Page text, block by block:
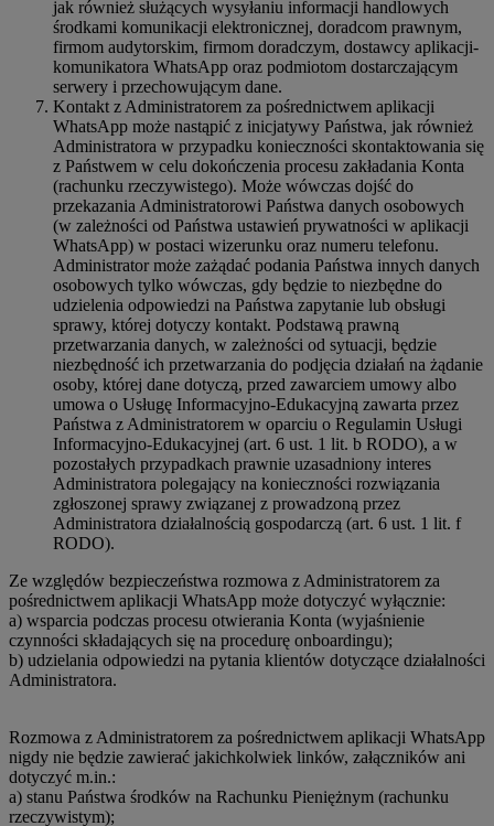
jak również służących wysyłaniu informacji handlowych
środkami komunikacji elektronicznej, doradcom prawnym,
firmom audytorskim, firmom doradczym, dostawcy aplikacji-
komunikatora WhatsApp oraz podmiotom dostarczającym
serwery i przechowującym dane.
Kontakt z Administratorem za pośrednictwem aplikacji
WhatsApp może nastąpić z inicjatywy Państwa, jak również
Administratora w przypadku konieczności skontaktowania się
z Państwem w celu dokończenia procesu zakładania Konta
(rachunku rzeczywistego). Może wówczas dojść do
przekazania Administratorowi Państwa danych osobowych
(w zależności od Państwa ustawień prywatności w aplikacji
WhatsApp) w postaci wizerunku oraz numeru telefonu.
Administrator może zażądać podania Państwa innych danych
osobowych tylko wówczas, gdy będzie to niezbędne do
udzielenia odpowiedzi na Państwa zapytanie lub obsługi
sprawy, której dotyczy kontakt. Podstawą prawną
przetwarzania danych, w zależności od sytuacji, będzie
niezbędność ich przetwarzania do podjęcia działań na żądanie
osoby, której dane dotyczą, przed zawarciem umowy albo
umowa o Usługę Informacyjno-Edukacyjną zawarta przez
Państwa z Administratorem w oparciu o Regulamin Usługi
Informacyjno-Edukacyjnej (art. 6 ust. 1 lit. b RODO), a w
pozostałych przypadkach prawnie uzasadniony interes
Administratora polegający na konieczności rozwiązania
zgłoszonej sprawy związanej z prowadzoną przez
Administratora działalnością gospodarczą (art. 6 ust. 1 lit. f
RODO).
Ze względów bezpieczeństwa rozmowa z Administratorem za
pośrednictwem aplikacji WhatsApp może dotyczyć wyłącznie:
a) wsparcia podczas procesu otwierania Konta (wyjaśnienie
czynności składających się na procedurę onboardingu);
b) udzielania odpowiedzi na pytania klientów dotyczące działalności
Administratora.
Rozmowa z Administratorem za pośrednictwem aplikacji WhatsApp
nigdy nie będzie zawierać jakichkolwiek linków, załączników ani
dotyczyć m.in.:
a) stanu Państwa środków na Rachunku Pieniężnym (rachunku
rzeczywistym);